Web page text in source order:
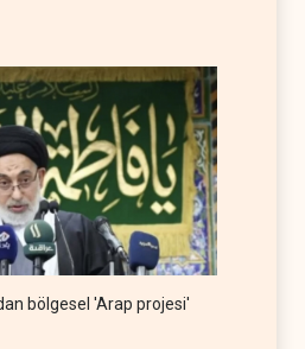
bölgesel 'Arap projesi'